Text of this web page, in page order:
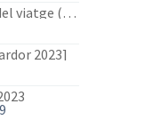
Frieren: Més enllà de la fi del viatge (anime)
2023]